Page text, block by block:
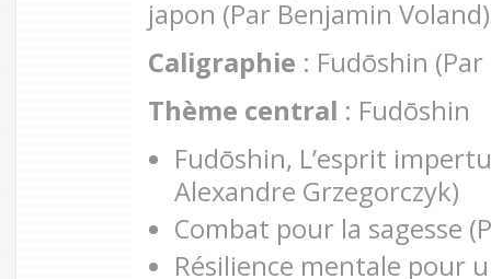
japon (Par Benjamin Voland)
Caligraphie : Fudōshin
Thème central : Fudōshin
Fudōshin, L’esprit
Alexandre Grzegorczyk)
Combat pour la sagesse
Résilience mentale pour